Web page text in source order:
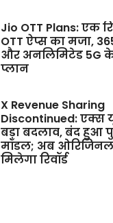
Jio OTT Plans: एक
OTT ऐप्स का मजा,
और अनलिमिटेड 5G
प्लान
X Revenue Sharing
Discontinued: एक्स
बड़ा बदलाव, बंद हुआ
मॉडल; अब
मिलेगा रिवॉर्ड